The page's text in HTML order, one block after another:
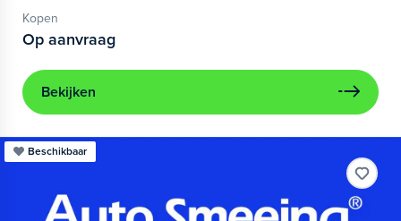
Kopen
Op aanvraag
Bekijken
Beschikbaar